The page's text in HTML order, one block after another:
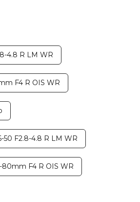
4.8 R LM WR
F4 R OIS WR
50 F2.8-4.8 R LM WR
80mm F4 R OIS WR